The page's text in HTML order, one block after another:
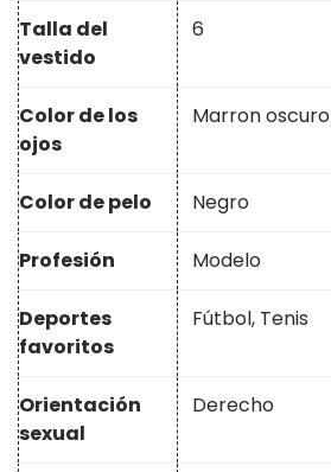
Talla del
vestido
6
Color de los
ojos
Marron oscuro
Color de pelo Negro
Profesión Modelo
Deportes
favoritos
Fútbol, ​​Tenis
Orientación
sexual
Derecho